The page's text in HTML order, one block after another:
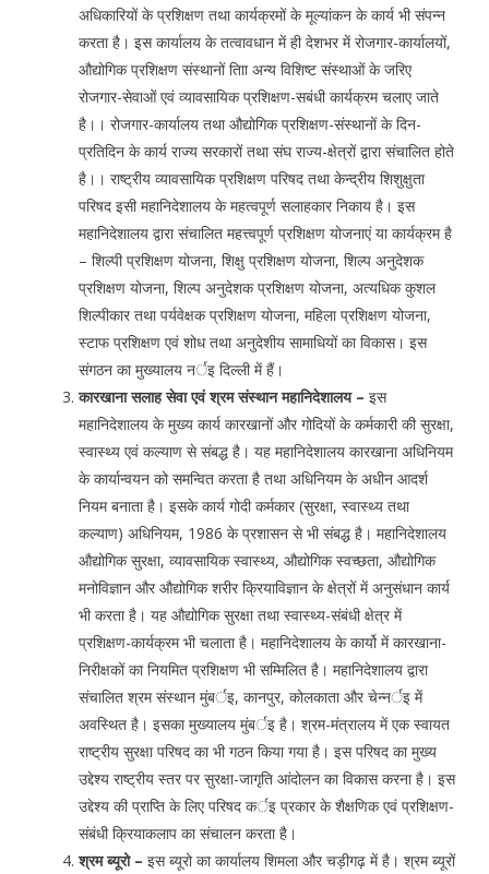
अधिकारियों के प्रशिक्षण तथा कार्यक्रमों के मूल्यांकन के कार्य भी संपन्न
करता है। इस कार्यालय के तत्वावधान में ही देशभर में रोजगार-कार्यालयों,
औद्योगिक प्रशिक्षण संस्थानों तािा अन्य विशिष्ट संस्थाओं के जरिए
रोजगार-सेवाओं एवं व्यावसायिक प्रशिक्षण-सबंधी कार्यक्रम चलाए जाते
है।। रोजगार-कार्यालय तथा औद्योगिक प्रशिक्षण-संस्थानों के दिन-
प्रतिदिन के कार्य राज्य सरकारों तथा संघ राज्य-क्षेत्रों द्वारा संचालित होते
है।। राष्ट्रीय व्यावसायिक प्रशिक्षण परिषद तथा केन्द्रीय शिशुक्षुता
परिषद इसी महानिदेशालय के महत्वपूर्ण सलाहकार निकाय है। इस
महानिदेशालय द्वारा संचालित महत्त्वपूर्ण प्रशिक्षण योजनाएं या कार्यक्रम है
– शिल्पी प्रशिक्षण योजना, शिक्षु प्रशिक्षण योजना, शिल्प अनुदेशक
प्रशिक्षण योजना, शिल्प अनुदेशक प्रशिक्षण योजना, अत्यधिक कुशल
शिल्पीकार तथा पर्यवेक्षक प्रशिक्षण योजना, महिला प्रशिक्षण योजना,
स्टाफ प्रशिक्षण एवं शोध तथा अनुदेशीय सामाधियों का विकास। इस
संगठन का मुख्यालय नर्इ दिल्ली में हैं।
कारखाना सलाह सेवा एवं श्रम संस्थान महानिदेशालय – इस
महानिदेशालय के मुख्य कार्य कारखानों और गोदियों के कर्मकारी की सुरक्षा,
स्वास्थ्य एवं कल्याण से संबद्ध है। यह महानिदेशालय कारखाना अधिनियम
के कार्यान्वयन को समन्वित करता है तथा अधिनियम के अधीन आदर्श
नियम बनाता है। इसके कार्य गोदी कर्मकार (सुरक्षा, स्वास्थ्य तथा
कल्याण) अधिनियम, 1986 के प्रशासन से भी संबद्ध है। महानिदेशालय
औद्योगिक सुरक्षा, व्यावसायिक स्वास्थ्य, औद्योगिक स्वच्छता, औद्योगिक
मनोविज्ञान और औद्योगिक शरीर क्रियाविज्ञान के क्षेत्रों में अनुसंधान कार्य
भी करता है। यह औद्योगिक सुरक्षा तथा स्वास्थ्य-संबंधी क्षेत्र में
प्रशिक्षण-कार्यक्रम भी चलाता है। महानिदेशालय के कार्यो में कारखाना-
निरीक्षकों का नियमित प्रशिक्षण भी सम्मिलित है। महानिदेशालय द्वारा
संचालित श्रम संस्थान मुंबर्इ, कानपुर, कोलकाता और चेन्नर्इ में
अवस्थित है। इसका मुख्यालय मुंबर्इ है। श्रम-मंत्रालय में एक स्वायत
राष्ट्रीय सुरक्षा परिषद का भी गठन किया गया है। इस परिषद का मुख्य
उद्देश्य राष्ट्रीय स्तर पर सुरक्षा-जागृति आंदोलन का विकास करना है। इस
उद्देश्य की प्राप्ति के लिए परिषद कर्इ प्रकार के शैक्षणिक एवं प्रशिक्षण-
संबंधी क्रियाकलाप का संचालन करता है।
श्रम ब्यूरो – इस ब्यूरो का कार्यालय शिमला और चड़ीगढ़ में है। श्रम ब्यूरों